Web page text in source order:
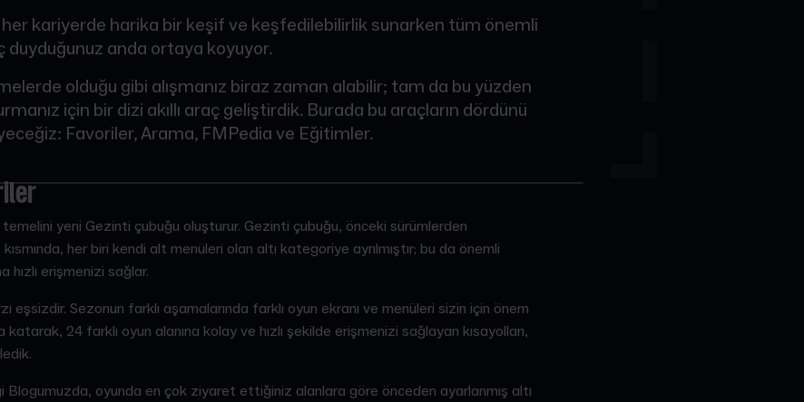
her kariyerde harika bir keşif ve keşfedilebilirlik sunarken tüm önemli
anda ortaya koyuyor.
olduğu gibi alışmanız biraz zaman alabilir; tam da bu yüzden
için bir dizi akıllı araç geliştirdik. Burada bu araçların dördünü
Favoriler, Arama, FMPedia ve Eğitimler.
temelini yeni Gezinti çubuğu oluşturur. Gezinti çubuğu, önceki sürümlerden
kısmında, her biri kendi alt menüleri olan altı kategoriye ayrılmıştır; bu da önemli
hızlı erişmenizi sağlar.
eşsizdir. Sezonun farklı aşamalarında farklı oyun ekranı ve menüleri sizin için önem
24 farklı oyun alanına kolay ve hızlı şekilde erişmenizi sağlayan kısayolları,
Blogumuzda, oyunda en çok ziyaret ettiğiniz alanlara göre önceden ayarlanmış altı